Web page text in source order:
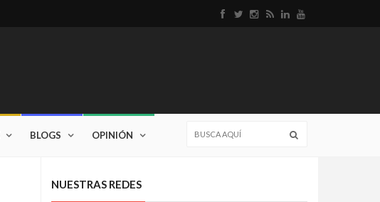
BLOGS OPINIÓN
NUESTRAS REDES